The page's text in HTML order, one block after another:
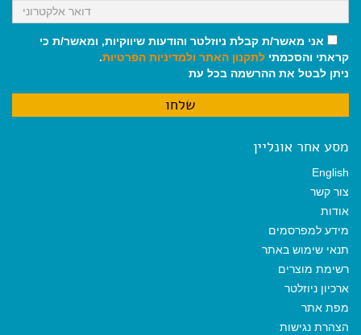
אני מאשר/ת קבלת ניוזלטר והודעות שיווקיות, ומאשר/ת כי
קראתי והסכמתי לתקנון האתר ולמדיניות הפרטיות.
ניתן לבטל את ההרשמה בכל עת
מסע אחר אונליין
English
צור קשר
אודות
מידע למפרסמים
תנאי שימוש באתר
רשימת מוצרים
ארכיון ניוזלטר
מפת אתר
הצהרת נגישות